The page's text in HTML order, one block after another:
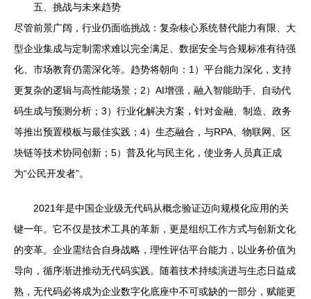
五、挑战与未来趋势
尽管前景广阔，行业仍面临挑战：复杂核心系统替代能力有限、大
型企业集成与定制需求难以完全满足、数据安全与合规标准有待强
化、市场教育仍需深化等。趋势将朝向：1）平台能力深化，支持
更复杂的逻辑与高性能场景；2）AI增强，融入智能助手、自动代
码生成与预测分析；3）行业化解决方案，针对金融、制造、政务
等推出预置模板与最佳实践；4）生态融合，与RPA、物联网、区
块链等技术协同创新；5）普及化与民主化，使业务人员真正成
为“公民开发者”。
2021年是中国企业级无代码从概念验证迈向规模化应用的关
键一年。它不仅是技术工具的革新，更是组织工作方式与创新文化
的变革。企业需结合自身战略，理性评估平台能力，以业务价值为
导向，循序渐进推动无代码实践。随着技术持续演进与生态日益成
熟，无代码必将成为企业数字化底座中不可或缺的一部分，赋能更